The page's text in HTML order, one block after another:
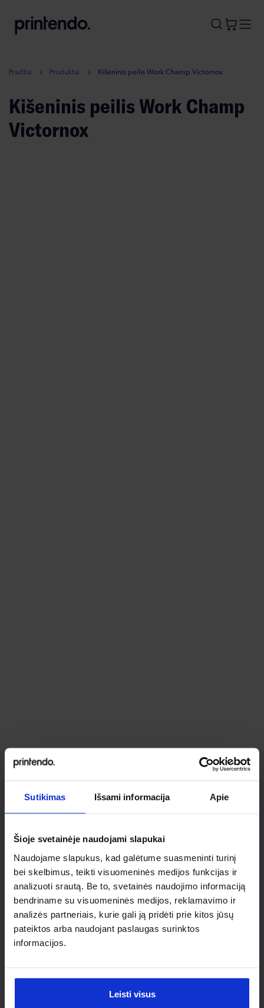
Sutikimas Išsami informacija Apie
Šioje svetainėje naudojami slapukai
Naudojame slapukus, kad galėtume suasmeninti turinį
bei skelbimus, teikti visuomeninės medijos funkcijas ir
analizuoti srautą. Be to, svetainės naudojimo informaciją
bendriname su visuomeninės medijos, reklamavimo ir
analizės partneriais, kurie gali ją pridėti prie kitos jūsų
pateiktos arba naudojant paslaugas surinktos
informacijos.
Leisti visus
A
Pradžia Produktai Kišeninis peilis Work Champ Victornox
Kišeninis peilis Work Champ
Victornox
Ieškai
individualaus
sprendimo?
Susisiek su mumis dėl
nestandartinio produkto aptarimo.
Susisiekti